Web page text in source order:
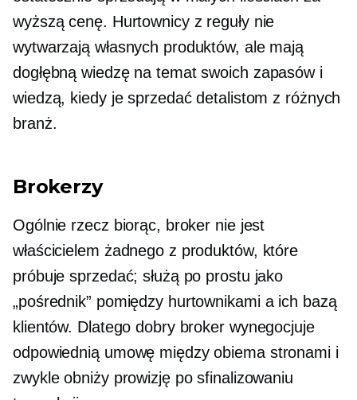
wyższą cenę. Hurtownicy z reguły nie
wytwarzają własnych produktów, ale mają
dogłębną wiedzę na temat swoich zapasów i
wiedzą, kiedy je sprzedać detalistom z różnych
branż.
Brokerzy
Ogólnie rzecz biorąc, broker nie jest
właścicielem żadnego z produktów, które
próbuje sprzedać; służą po prostu jako
„pośrednik” pomiędzy hurtownikami a ich bazą
klientów. Dlatego dobry broker wynegocjuje
odpowiednią umowę między obiema stronami i
zwykle obniży prowizję po sfinalizowaniu